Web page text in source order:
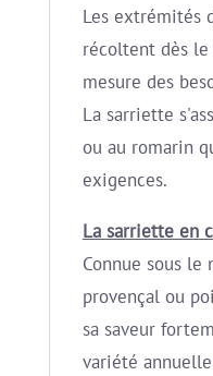
Les extrémités
récoltent dès
mesure des
La sarriette
ou au romarin
exigences.
La sarriette en
Connue sous le
provençal ou
sa saveur
variété